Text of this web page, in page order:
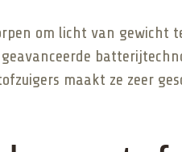
om licht van
maakt ze zeer